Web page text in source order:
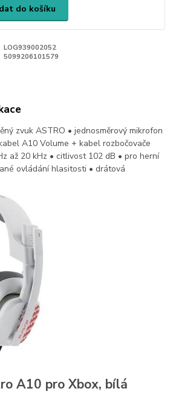
do košíku
LOG939002052
5099206101579
zvuk ASTRO • jednosměrový mikrofon
A10 Volume + kabel rozbočovače
až 20 kHz • citlivost 102 dB • pro herní
ovládání hlasitosti • drátová
A10 pro Xbox, bílá